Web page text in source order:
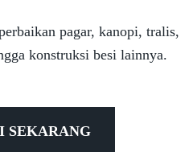
pagar, kanopi, tralis,
konstruksi besi lainnya.
SEKARANG